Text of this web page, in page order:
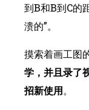
到B和B到C的
溃的”。
摸索着画工图
学，并且录了
招新使用。